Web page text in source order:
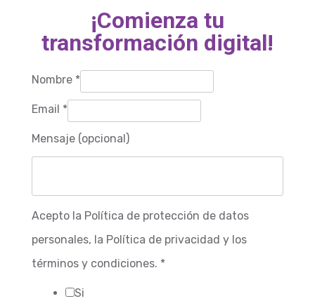
¡Comienza tu
transformación digital!
Nombre *
Email *
Mensaje (opcional)
Mensaje
*
Política
Acepto la Política de protección de datos
personales, la Política de privacidad y los
términos y condiciones. *
Si